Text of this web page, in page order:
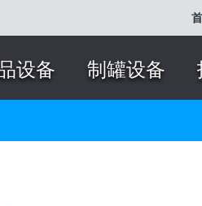
设备 制罐设备